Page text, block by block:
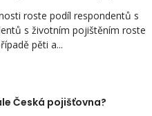
roste podíl respondentů s
s životním pojištěním roste
pěti a...
Česká pojišťovna?